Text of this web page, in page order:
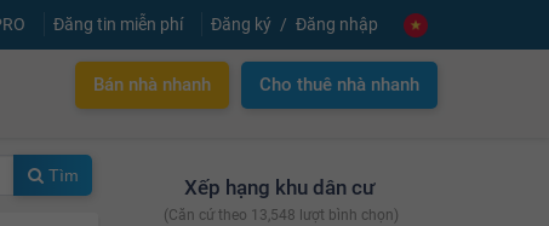
Đăng tin miễn phí Đăng ký Đăng nhập
Bán nhà nhanh Cho thuê nhà nhanh
Xếp hạng khu dân cư
(Căn cứ theo 13,548 lượt bình chọn)
Tìm